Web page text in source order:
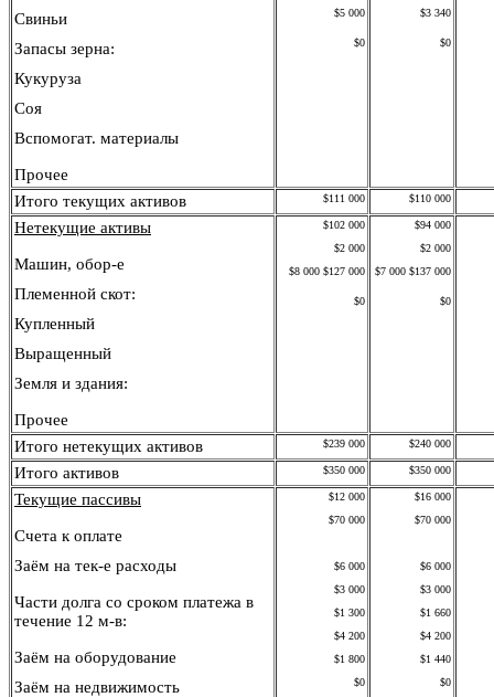
Свиньи
Запасы зерна:
Кукуруза
Соя
Вспомогат. материалы
Прочее
$5 000
$0
$3 340
$0
Итого текущих активов $111 000 $110 000
Нетекущие активы
Машин, обор-е
Племенной скот:
Купленный
Выращенный
Земля и здания:
Прочее
$102 000
$2 000
$8 000 $127 000
$0
$94 000
$2 000
$7 000 $137 000
$0
Итого нетекущих активов $239 000 $240 000
Итого активов $350 000 $350 000
Текущие пассивы
Счета к оплате
Заём на тек-е расходы
Части долга со сроком платежа в
течение 12 м-в:
Заём на оборудование
Заём на недвижимость
$12 000
$70 000
$6 000
$3 000
$1 300
$4 200
$1 800
$0
$16 000
$70 000
$6 000
$3 000
$1 660
$4 200
$1 440
$0